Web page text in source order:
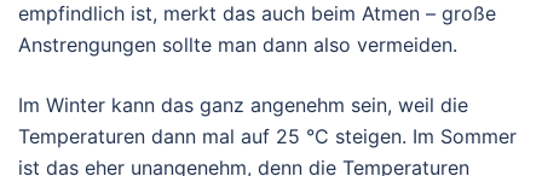
empfindlich ist, merkt das auch beim Atmen – große
Anstrengungen sollte man dann also vermeiden.
Im Winter kann das ganz angenehm sein, weil die
Temperaturen dann mal auf 25 °C steigen. Im Sommer
ist das eher unangenehm, denn die Temperaturen